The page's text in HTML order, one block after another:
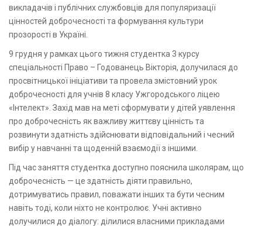
викладачів і публічних службовців для популяризації
цінностей доброчесності та формування культури
прозорості в Україні.
9 грудня у рамках цього тижня студентка 3 курсу
спеціальності Право ­– Годованець Вікторія, долучилася до
просвітницької ініціативи та провела змістовний урок
доброчесності для учнів 8 класу Ужгородського ліцею
«Інтелект». Захід мав на меті сформувати у дітей уявлення
про доброчесність як важливу життєву цінність та
розвинути здатність здійснювати відповідальний і чесний
вибір у навчанні та щоденній взаємодії з іншими.
Під час заняття студентка доступно пояснила школярам, що
доброчесність — це здатність діяти правильно,
дотримуватись правил, поважати інших та бути чесним
навіть тоді, коли ніхто не контролює. Учні активно
долучилися до діалогу: ділилися власними прикладами